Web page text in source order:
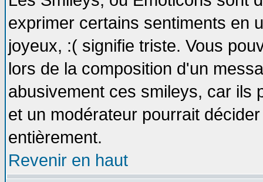
exprimer certains sentiments en
joyeux, :( signifie triste. Vous
lors de la composition d'un
abusivement ces smileys, car ils
et un modérateur pourrait
entièrement.
Revenir en haut